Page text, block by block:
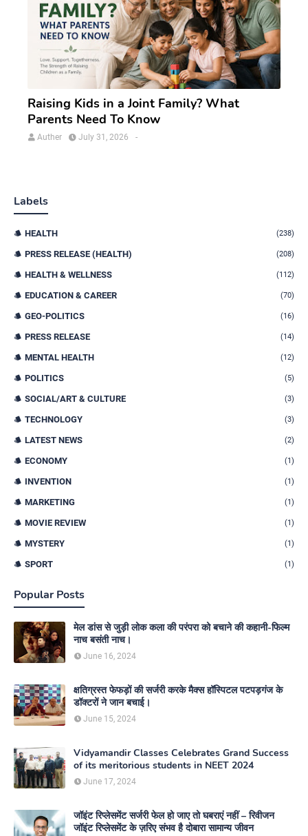
Raising Kids in a Joint Family? What
Parents Need To Know
Auther -
July 31, 2026
Labels
HEALTH (238)
PRESS RELEASE (HEALTH) (208)
HEALTH & WELLNESS (112)
EDUCATION & CAREER (70)
GEO-POLITICS (16)
PRESS RELEASE (14)
MENTAL HEALTH (12)
POLITICS (5)
SOCIAL/ART & CULTURE (3)
TECHNOLOGY (3)
LATEST NEWS (2)
ECONOMY (1)
INVENTION (1)
MARKETING (1)
MOVIE REVIEW (1)
MYSTERY (1)
SPORT (1)
Popular Posts
मेल डांस से जुड़ी लोक कला की परंपरा को बचाने की कहानी-फिल्म
नाच बसंती नाच।
June 16, 2024
क्षतिग्रस्त फेफड़ों की सर्जरी करके मैक्स हॉस्पिटल पटपड़गंज के
डॉक्टरों ने जान बचाई।
June 15, 2024
Vidyamandir Classes Celebrates Grand Success
of its meritorious students in NEET 2024
June 17, 2024
जॉइंट रिप्लेसमेंट सर्जरी फेल हो जाए तो घबराएं नहीं – रिवीजन
जॉइंट रिप्लेसमेंट के ज़रिए संभव है दोबारा सामान्य जीवन